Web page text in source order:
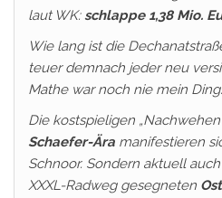
laut WK:schlappe 1,38 Mio.
Wie lang ist die
teuer demnach jeder neu
Mathe war noch nie mein
Die kostspieligen
Schaefer-Ära manifestieren
Schnoor. Sondern aktuell
XXXL-Radweg gesegneten